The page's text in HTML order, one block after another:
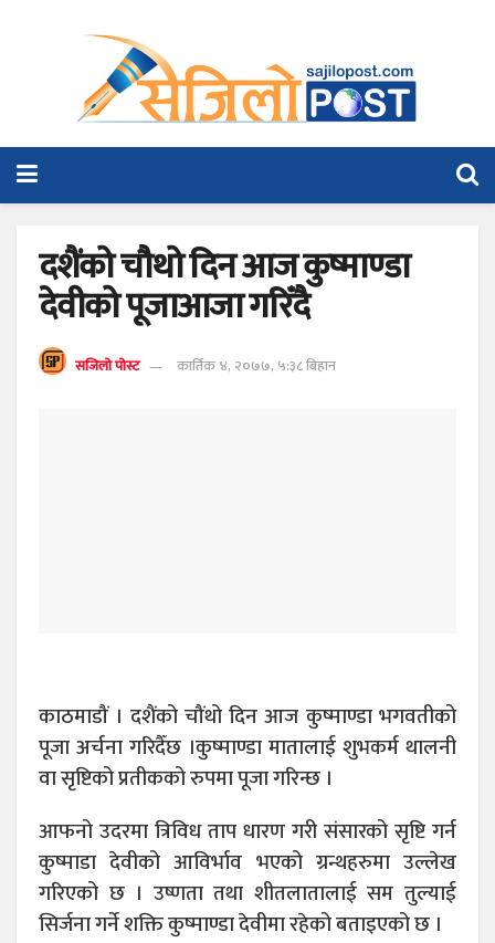
दशैंको चौथो दिन आज कुष्माण्डा
देवीको पूजाआजा गरिँदै
सजिलो पोस्ट कार्तिक ४, २०७७, ५:३८ बिहान
काठमाडौं । दशैंको चौंथो दिन आज कुष्माण्डा भगवतीको
पूजा अर्चना गरिदैँछ ।कुष्माण्डा मातालाई शुभकर्म थालनी
वा सृष्टिको प्रतीकको रुपमा पूजा गरिन्छ ।
आफनो उदरमा त्रिविध ताप धारण गरी संसारको सृष्टि गर्न
कुष्माडा देवीको आविर्भाव भएको ग्रन्थहरुमा उल्लेख
गरिएको छ । उष्णता तथा शीतलातालाई सम तुल्याई
सिर्जना गर्ने शक्ति कुष्माण्डा देवीमा रहेको बताइएको छ ।